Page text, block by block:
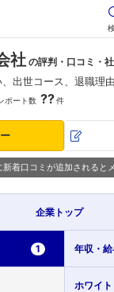
社 の評判・口コミ・
出世コース、退職理
ポート数 ??件
新着口コミが追加されると
企業 トップ
1 年収・
ホワイト